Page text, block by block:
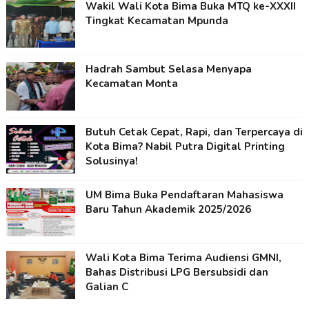
Wakil Wali Kota Bima Buka MTQ ke-XXXII
Tingkat Kecamatan Mpunda
Hadrah Sambut Selasa Menyapa
Kecamatan Monta
Butuh Cetak Cepat, Rapi, dan Terpercaya di
Kota Bima? Nabil Putra Digital Printing
Solusinya!
UM Bima Buka Pendaftaran Mahasiswa
Baru Tahun Akademik 2025/2026
Wali Kota Bima Terima Audiensi GMNI,
Bahas Distribusi LPG Bersubsidi dan
Galian C